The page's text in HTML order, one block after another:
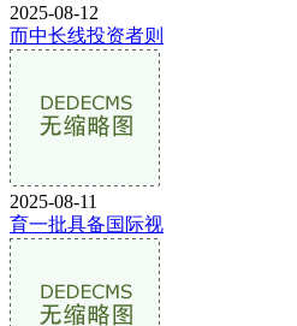
2025-08-12
而中长线投资者则
2025-08-11
育一批具备国际视